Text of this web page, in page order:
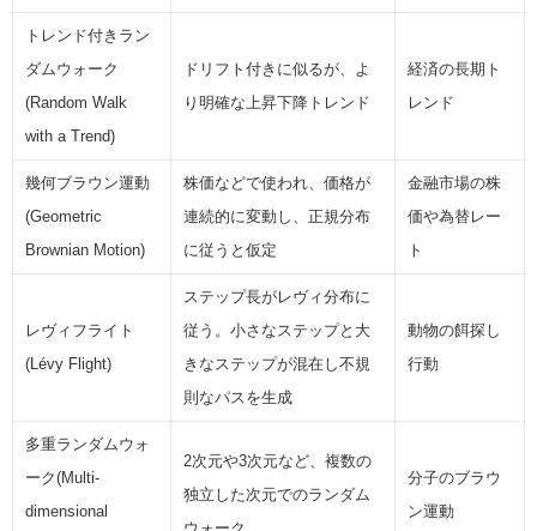
トレンド付きラン
ダムウォーク
(Random Walk
with a Trend)
ドリフト付きに似るが、よ
り明確な上昇下降トレンド
経済の長期ト
レンド
幾何ブラウン運動
(Geometric
Brownian Motion)
株価などで使われ、価格が
連続的に変動し、正規分布
に従うと仮定
金融市場の株
価や為替レー
ト
レヴィフライト
(Lévy Flight)
ステップ長がレヴィ分布に
従う。小さなステップと大
きなステップが混在し不規
則なパスを生成
動物の餌探し
行動
多重ランダムウォ
ーク(Multi-
dimensional
2次元や3次元など、複数の
独立した次元でのランダム
分子のブラウ
ン運動